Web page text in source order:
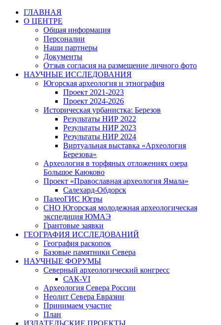
Перейти
содержимому
ГЛАВНАЯ
О ЦЕНТРЕ
Общая информация
Персоналии
Наши партнеры
Документы
Отзыв согласия на размещение личного фото
НАУЧНЫЕ ИССЛЕДОВАНИЯ
Югорская археология и этнография
Проект 2021-2023
Проект 2024-2026
Историческая урбанистка: Березов
Результаты НИР 2022
Результаты НИР 2023
Результаты НИР 2024
Виртуальная выставка «Археология
Березова»
Археология в торфяных отложениях озера
Большое Каюково
Проект «Православная археология Ямала»
Салехард-Обдорск
ПалеоГИС Югры
СНО Югорская молодежная археологическая
экспедиция ЮМАЭ
Грантовые заявки
ГЕОГРАФИЯ ИССЛЕДОВАНИЙ
География раскопок
Базовые памятники Севера
НАУЧНЫЕ ФОРУМЫ
Северный археологический конгресс
САК-VI
Археология Севера России
Неолит Севера Евразии
Принимаем участие
План
ИЗДАТЕЛЬСКИЕ ПРОЕКТЫ